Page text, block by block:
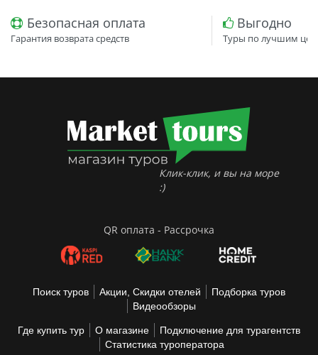
Безопасная оплата
Гарантия возврата средств
Выгодно
Туры по лучшим
Клик-клик, и вы на море
:)
QR оплата - Рассрочка
Поиск туров Акции, Скидки отелей
Подборка туров
Видеообзоры
Где купить тур О магазине
Подключение для турагентств
Статистика туроператора